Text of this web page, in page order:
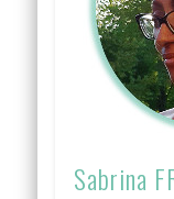
Sabrina